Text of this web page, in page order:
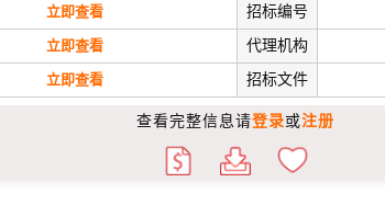
立即查看 招标编号
立即查看 代理机构
立即查看 招标文件
查看完整信息请登录或注册